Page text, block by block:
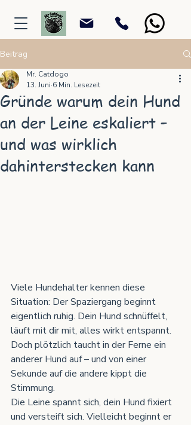
Beitrag
Gründe warum dein Hund
an der Leine eskaliert –
und was wirklich
dahinterstecken kann
Mr. Catdogo
13. Juni 6 Min. Lesezeit
Viele Hundehalter kennen diese
Situation: Der Spaziergang beginnt
eigentlich ruhig. Dein Hund schnüffelt,
läuft mit dir mit, alles wirkt entspannt.
Doch plötzlich taucht in der Ferne ein
anderer Hund auf – und von einer
Sekunde auf die andere kippt die
Stimmung.
Die Leine spannt sich, dein Hund fixiert
und versteift sich. Vielleicht beginnt er